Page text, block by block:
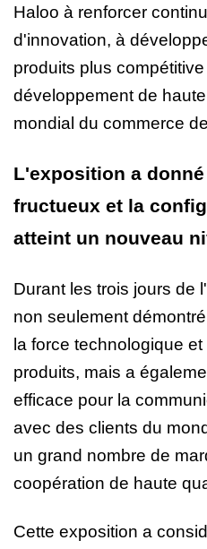
Haloo à renforcer
d'innovation, à
produits plus
développement de
mondial du commerce
L'exposition a
fructueux et la
atteint un nouveau
Durant les trois jours de
non seulement
la force technologique
produits, mais a
efficace pour la
avec des clients du
un grand nombre de
coopération de haute
Cette exposition a